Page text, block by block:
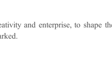
and enterprise, to shape